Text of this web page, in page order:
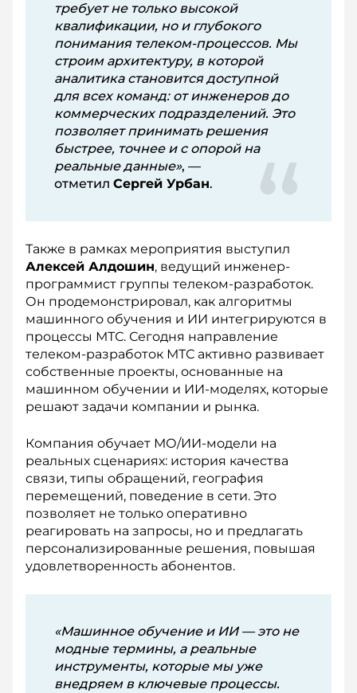
требует не только высокой
квалификации, но и глубокого
понимания телеком-процессов. Мы
строим архитектуру, в которой
аналитика становится доступной
для всех команд: от инженеров до
коммерческих подразделений. Это
позволяет принимать решения
быстрее, точнее и с опорой на
реальные данные», —
отметил Сергей Урбан.
Также в рамках мероприятия выступил
Алексей Алдошин, ведущий инженер-
программист группы телеком-разработок.
Он продемонстрировал, как алгоритмы
машинного обучения и ИИ интегрируются в
процессы МТС. Сегодня направление
телеком-разработок МТС активно развивает
собственные проекты, основанные на
машинном обучении и ИИ-моделях, которые
решают задачи компании и рынка.
Компания обучает МО/ИИ-модели на
реальных сценариях: история качества
связи, типы обращений, география
перемещений, поведение в сети. Это
позволяет не только оперативно
реагировать на запросы, но и предлагать
персонализированные решения, повышая
удовлетворенность абонентов.
«Машинное обучение и ИИ — это не
модные термины, а реальные
инструменты, которые мы уже
внедряем в ключевые процессы.